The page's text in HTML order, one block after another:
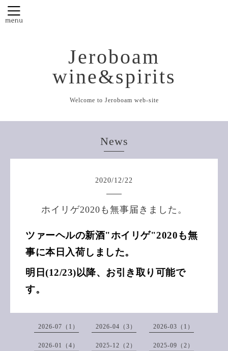
Jeroboam
wine&spirits
Welcome to Jeroboam web-site
News
2020/12/22
ホイリゲ2020も無事届きました。
ツァーヘルの新酒"ホイリゲ"2020も無
事に本日入荷しました。
明日(12/23)以降、お引き取り可能で
す。
2026-07（1） 2026-04（3） 2026-03（1）
2026-01（4） 2025-12（2） 2025-09（2）